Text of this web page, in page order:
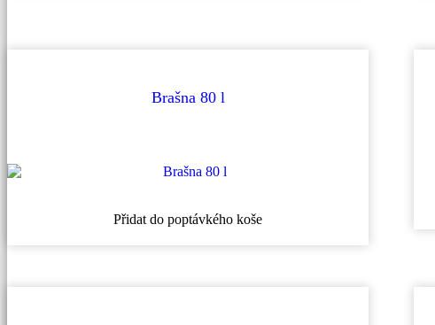
Brašna 80 l
Přidat do poptávkého koše